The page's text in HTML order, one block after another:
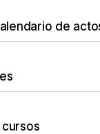
de